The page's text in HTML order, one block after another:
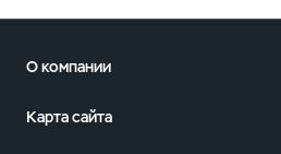
О компании
Карта сайта